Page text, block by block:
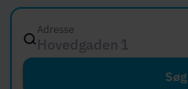
Adresse
Hovedgaden 12, 8000 A
Søg